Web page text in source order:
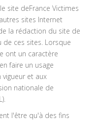
site deFrance Victimes
sites Internet
la rédaction du site de
de ces sites. Lorsque
ont un caractère
faire un usage
et aux
nationale de
l'être qu'à des fins